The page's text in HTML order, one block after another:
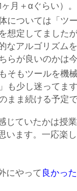
月＋αぐらい）。
については「ツ
想定してました
なアルゴリズム
らが良いのかは
そもツールを機
も少し迷ってま
まま続ける予定で
じていたかは授
います。一応楽
にやって 良かっ